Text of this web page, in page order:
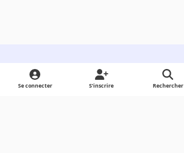
Light ModeDark ModeSystem Preference
Se connecter S’inscrire Rechercher